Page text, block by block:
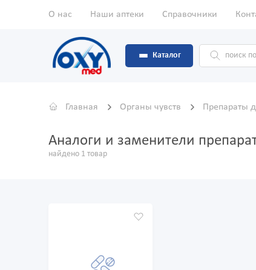
О нас Наши аптеки Справочники
Каталог
Главная Органы чувств Препараты
Аналоги и заменители
найдено 1 товар